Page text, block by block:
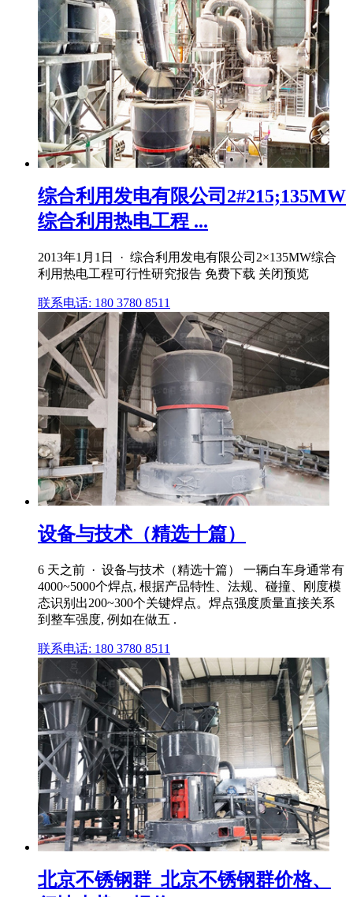
综合利用发电有限公司2#215;135MW
综合利用热电工程 ...
2013年1月1日 · 综合利用发电有限公司2×135MW综合
利用热电工程可行性研究报告 免费下载 关闭预览
联系电话: 180 3780 8511
设备与技术（精选十篇）
6 天之前 · 设备与技术（精选十篇） 一辆白车身通常有
4000~5000个焊点, 根据产品特性、法规、碰撞、刚度模
态识别出200~300个关键焊点。焊点强度质量直接关系
到整车强度, 例如在做五 .
联系电话: 180 3780 8511
北京不锈钢群_北京不锈钢群价格、